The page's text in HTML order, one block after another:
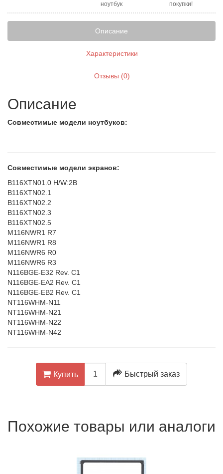
ноутбук
покупки!
Описание
Характеристики
Отзывы (0)
Описание
Совместимые модели ноутбуков:
Совместимые модели экранов:
B116XTN01.0 H/W:2B
B116XTN02.1
B116XTN02.2
B116XTN02.3
B116XTN02.5
M116NWR1 R7
M116NWR1 R8
M116NWR6 R0
M116NWR6 R3
N116BGE-E32 Rev. C1
N116BGE-EA2 Rev. C1
N116BGE-EB2 Rev. C1
NT116WHM-N11
NT116WHM-N21
NT116WHM-N22
NT116WHM-N42
Купить Быстрый заказ
Похожие товары или аналоги